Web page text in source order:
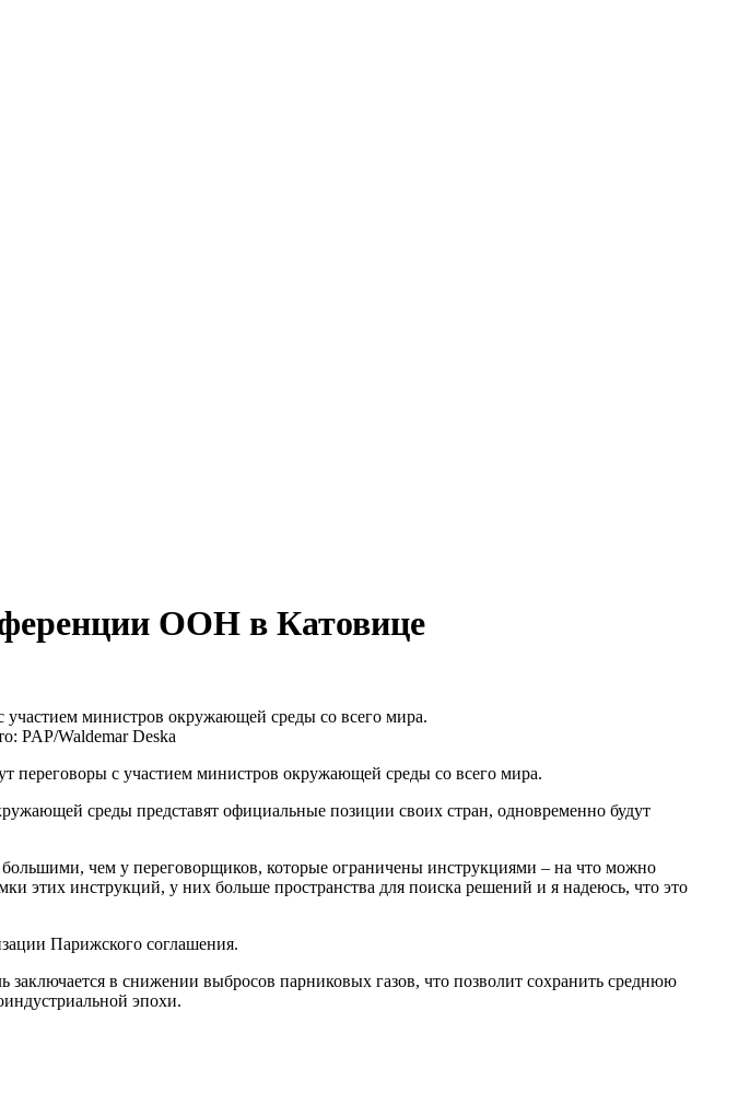
ООН в Катовице
министров окружающей среды со всего мира.
PAP/Waldemar Deska
переговоры с участием министров окружающей среды со всего мира.
среды представят официальные позиции своих стран, одновременно будут
чем у переговорщиков, которые ограничены инструкциями – на что можно
этих инструкций, у них больше пространства для поиска решений и я надеюсь, что это
Парижского соглашения.
в снижении выбросов парниковых газов, что позволит сохранить среднюю
эпохи.